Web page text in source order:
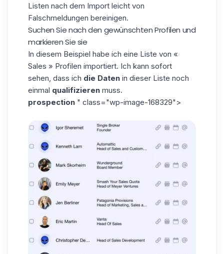
Listen nach dem Import leicht von
Falschmeldungen bereinigen.
Suchen Sie nach den gewünschten Profilen und
markieren Sie sie
In diesem Beispiel habe ich eine Liste von «
Sales » Profilen importiert. Ich kann sofort
sehen, dass ich die Daten in dieser Liste noch
einmal qualifizieren muss.
prospection " class="wp-image-168329">